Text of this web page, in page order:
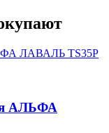
АЛЬФА